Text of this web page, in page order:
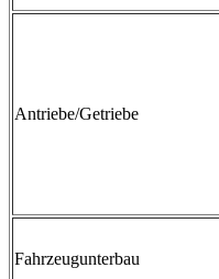
Antriebe/Getriebe
Fahrzeugunterbau